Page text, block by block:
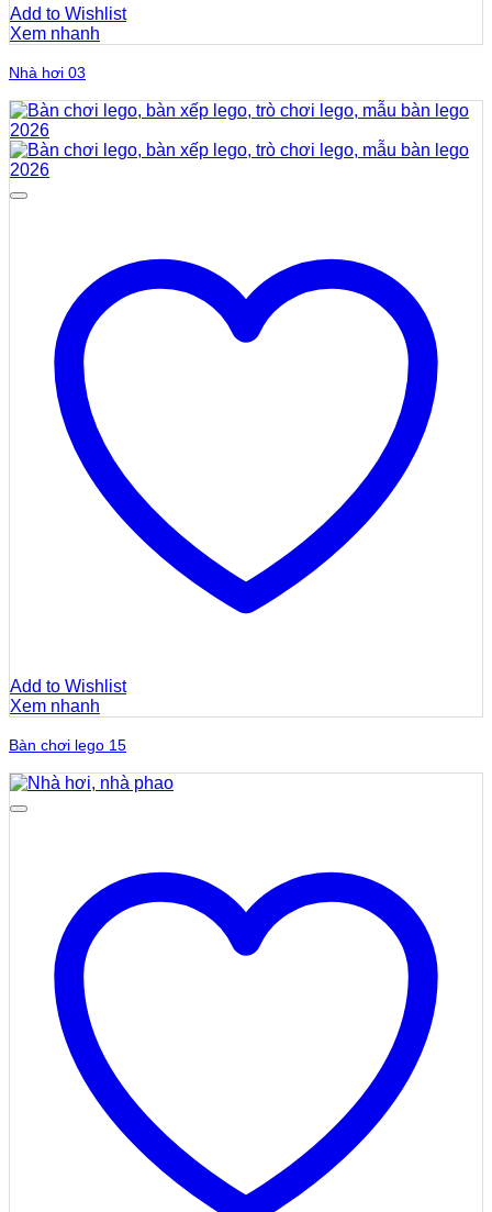
Add to Wishlist
Xem nhanh
Nhà hơi 03
Add to Wishlist
Xem nhanh
Bàn chơi lego 15